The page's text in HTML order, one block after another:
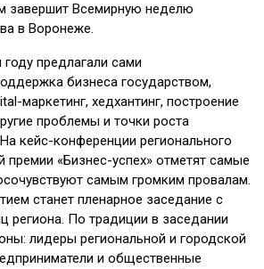
завершит Всемирную неделю
в Воронеже.
предлагали сами
бизнеса государством,
маркетинг, хедхантинг, построение
проблемы и точки роста
кейс-конференции регионального
премии «Бизнес-успех» отметят самые
самым громким провалам.
станет пленарное заседание с
региона. По традиции в заседании
лидеры региональной и городской
и общественные